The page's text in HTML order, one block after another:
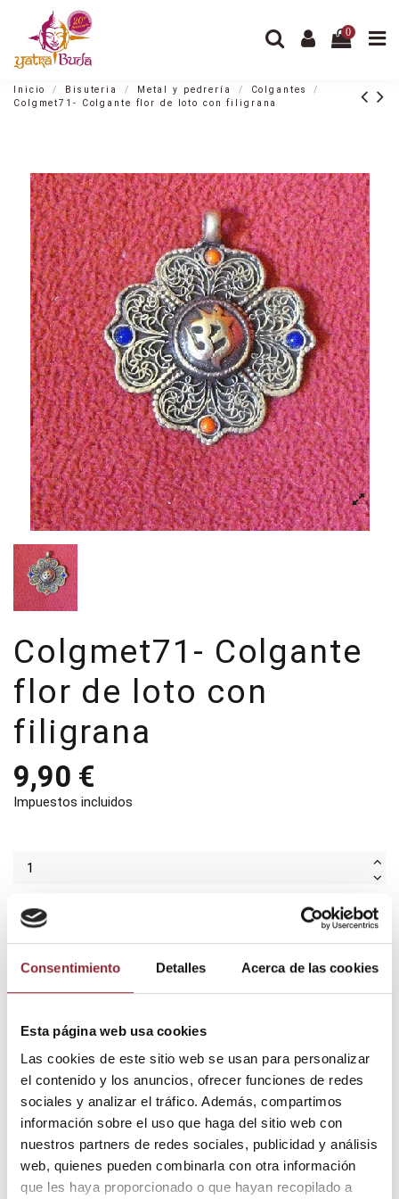
Consentimiento Detalles Acerca de las cookies
Esta página web usa cookies
Las cookies de este sitio web se usan para personalizar
el contenido y los anuncios, ofrecer funciones de redes
sociales y analizar el tráfico. Además, compartimos
información sobre el uso que haga del sitio web con
nuestros partners de redes sociales, publicidad y análisis
web, quienes pueden combinarla con otra información
que les haya proporcionado o que hayan recopilado a
0
Inicio Bisuteria Metal y pedrería
Colgantes
Colgmet71- Colgante flor de loto con filigrana
Colgmet71- Colgante
flor de loto con
filigrana
9,90 €
Impuestos incluidos
Envío gratis +60€
Pago seguro
Entrega 24/72h